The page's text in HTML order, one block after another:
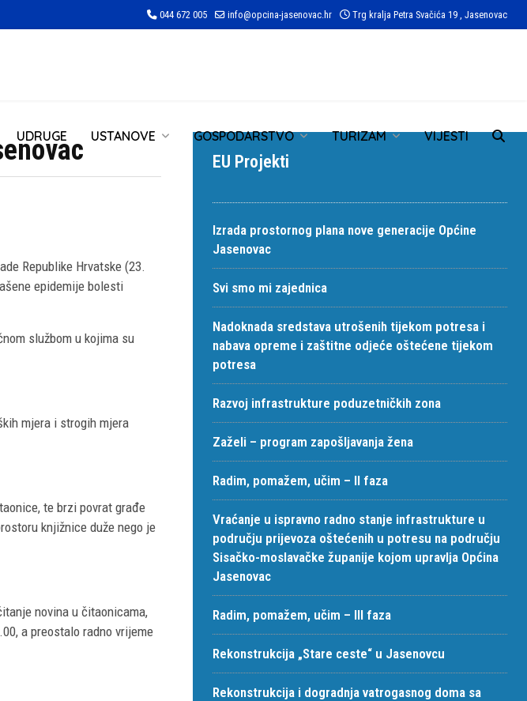
044 672 005 info@opcina-jasenovac.hr Trg kralja Petra Svačića 19 , Jasenovac
UDRUGE USTANOVE GOSPODARSTVO TURIZAM VIJESTI
Republike Hrvatske (23.
epidemije bolesti
službom u kojima su
mjera i strogih mjera
te brzi povrat građe
knjižnice duže nego je
novina u čitaonicama,
a preostalo radno vrijeme
EU Projekti
Izrada prostornog plana nove generacije Općine
Jasenovac
Svi smo mi zajednica
Nadoknada sredstava utrošenih tijekom potresa i
nabava opreme i zaštitne odjeće oštećene tijekom
potresa
Razvoj infrastrukture poduzetničkih zona
Zaželi – program zapošljavanja žena
Radim, pomažem, učim – II faza
Vraćanje u ispravno radno stanje infrastrukture u
području prijevoza oštećenih u potresu na području
Sisačko-moslavačke županije kojom upravlja Općina
Jasenovac
Radim, pomažem, učim – III faza
Rekonstrukcija „Stare ceste“ u Jasenovcu
Rekonstrukcija i dogradnja vatrogasnog doma sa